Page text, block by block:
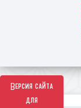
Версия сайта
для